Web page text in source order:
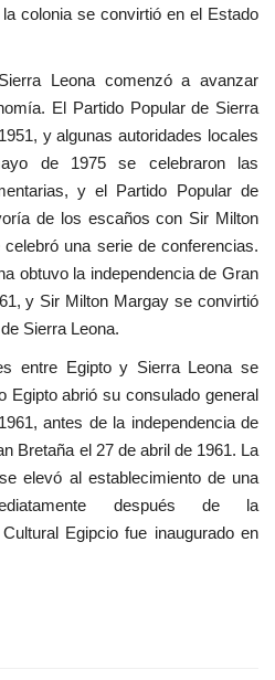
colonia se convirtió en el Estado
Leona comenzó a avanzar
El Partido Popular de Sierra
y algunas autoridades locales
de 1975 se celebraron las
y el Partido Popular de
de los escaños con Sir Milton
una serie de conferencias.
obtuvo la independencia de Gran
y Sir Milton Margay se convirtió
Sierra Leona.
entre Egipto y Sierra Leona se
Egipto abrió su consulado general
antes de la independencia de
Bretaña el 27 de abril de 1961. La
elevó al establecimiento de una
después de la
Egipcio fue inaugurado en